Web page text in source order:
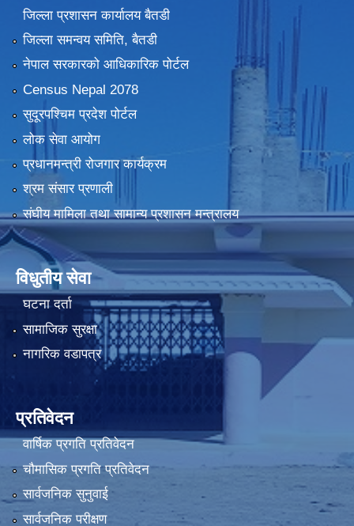
जिल्ला प्रशासन कार्यालय बैतडी
जिल्ला समन्वय समिति, बैतडी
नेपाल सरकारको आधिकारिक पोर्टल
Census Nepal 2078
सुदूरपश्चिम प्रदेश पोर्टल
लोक सेवा आयोग
प्रधानमन्त्री रोजगार कार्यक्रम
श्रम संसार प्रणाली
संघीय मामिला तथा सामान्य प्रशासन मन्त्रालय
विधुतीय सेवा
घटना दर्ता
सामाजिक सुरक्षा
नागरिक वडापत्र
प्रतिवेदन
वार्षिक प्रगति प्रतिवेदन
चौमासिक प्रगति प्रतिवेदन
सार्वजनिक सुनुवाई
सार्वजनिक परीक्षण